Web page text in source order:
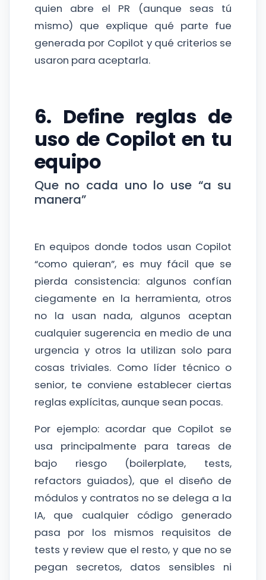
quien abre el PR (aunque seas tú
mismo) que explique qué parte fue
generada por Copilot y qué criterios se
usaron para aceptarla.
6. Define reglas de
uso de Copilot en tu
equipo
Que no cada uno lo use “a su
manera”
En equipos donde todos usan Copilot
“como quieran”, es muy fácil que se
pierda consistencia: algunos confían
ciegamente en la herramienta, otros
no la usan nada, algunos aceptan
cualquier sugerencia en medio de una
urgencia y otros la utilizan solo para
cosas triviales. Como líder técnico o
senior, te conviene establecer ciertas
reglas explícitas, aunque sean pocas.
Por ejemplo: acordar que Copilot se
usa principalmente para tareas de
bajo riesgo (boilerplate, tests,
refactors guiados), que el diseño de
módulos y contratos no se delega a la
IA, que cualquier código generado
pasa por los mismos requisitos de
tests y review que el resto, y que no se
pegan secretos, datos sensibles ni